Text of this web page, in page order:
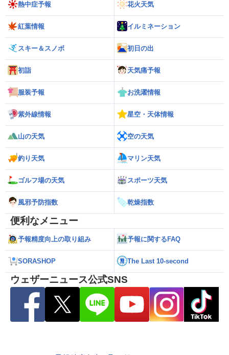
熱中症予報 花火天気
紅葉情報 イルミネーション
スキー＆スノボ 初日の出
初詣 天気痛予報
服装予報 お洗濯情報
紫外線情報 星空・天体情報
山の天気 空の天気
釣り天気 マリン天気
ゴルフ場の天気 スポーツ天気
風邪予防指数 乾燥指数
便利なメニュー
予報精度向上の取り組み 予報に関するFAQ
SORASHOP The Last 10-second
ウェザーニュース公式SNS